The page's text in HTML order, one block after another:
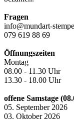
Fragen
info@mundart-
079 619 88 69
Öffnungszeiten
Montag
08.00 - 11.30 Uhr
13.30 - 18.00 Uhr
offene Samstage
05. September 2026
03. Oktober 2026